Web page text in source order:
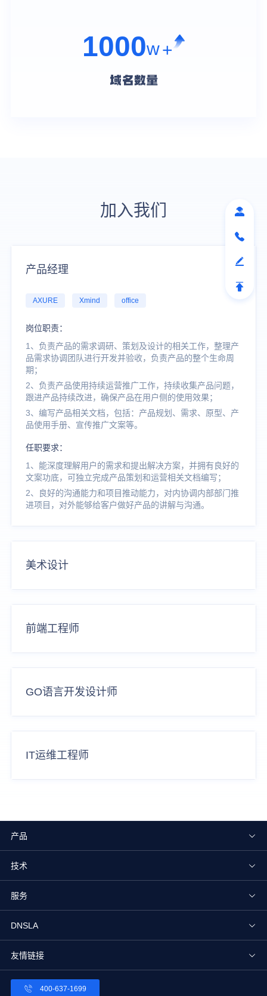
1000w+
加入我们
产品经理
AXURE Xmind office
岗位职责：
1、负责产品的需求调研、策划及设计的相关工作，整理产
品需求协调团队进行开发并验收，负责产品的整个生命周
期；
2、负责产品使用持续运营推广工作，持续收集产品问题，
跟进产品持续改进，确保产品在用户侧的使用效果；
3、编写产品相关文档，包括：产品规划、需求、原型、产
品使用手册、宣传推广文案等。
任职要求：
1、能深度理解用户的需求和提出解决方案，并拥有良好的
文案功底，可独立完成产品策划和运营相关文档编写；
2、良好的沟通能力和项目推动能力，对内协调内部部门推
进项目，对外能够给客户做好产品的讲解与沟通。
美术设计
前端工程师
GO语言开发设计师
IT运维工程师
产品
技术
服务
DNSLA
友情链接
400-637-1699